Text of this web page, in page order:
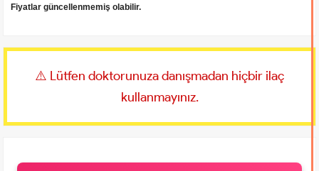
Fiyatlar güncellenmemiş olabilir.
⚠️ Lütfen doktorunuza danışmadan hiçbir ilaç
kullanmayınız.